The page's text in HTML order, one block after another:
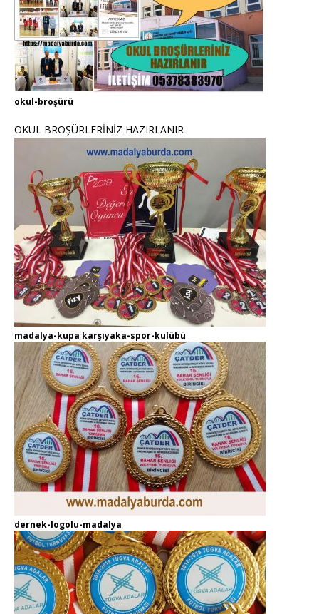
okul-broşürü
OKUL BROŞÜRLERİNİZ HAZIRLANIR
madalya-kupa karşıyaka-spor-kulübü
dernek-logolu-madalya